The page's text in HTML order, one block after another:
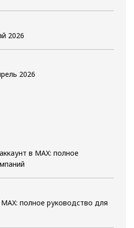
2026
2026
в MAX: полное
полное руководство для